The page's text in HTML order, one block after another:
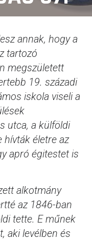
annak, hogy a
tartozó
megszületett
19. századi
iskola viseli a
utca, a külföldi
életre az
apró égitestet is
alkotmány
az 1846-ban
tette. E műnek
aki levélben és